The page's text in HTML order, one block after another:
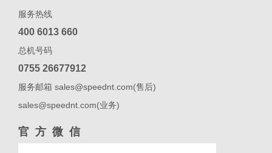
服务热线
400 6013 660
总机号码
0755 26677912
服务邮箱 sales@speednt.com(售后)
sales@speednt.com(业务)
官方微信